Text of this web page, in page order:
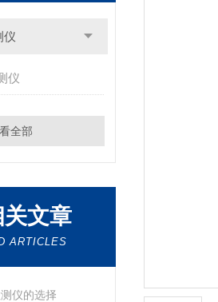
仪
仪
全部
关文章
ARTICLES
仪的选择